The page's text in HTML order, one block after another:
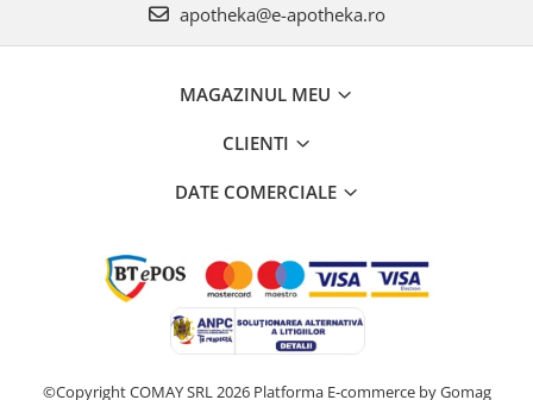
apotheka@e-apotheka.ro
MAGAZINUL MEU
CLIENTI
DATE COMERCIALE
©Copyright COMAY SRL 2026 Platforma E-commerce by Gomag